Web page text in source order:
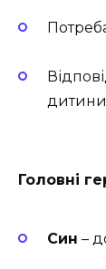
дитини
Головні
Син –